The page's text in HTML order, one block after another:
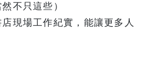
不只這些）
現場工作紀實，能讓更多人